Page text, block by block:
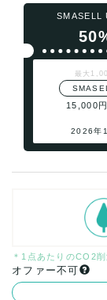
SMASELL
最大
15,000
2026年
＊1点あたりのCO2削
オファー不可